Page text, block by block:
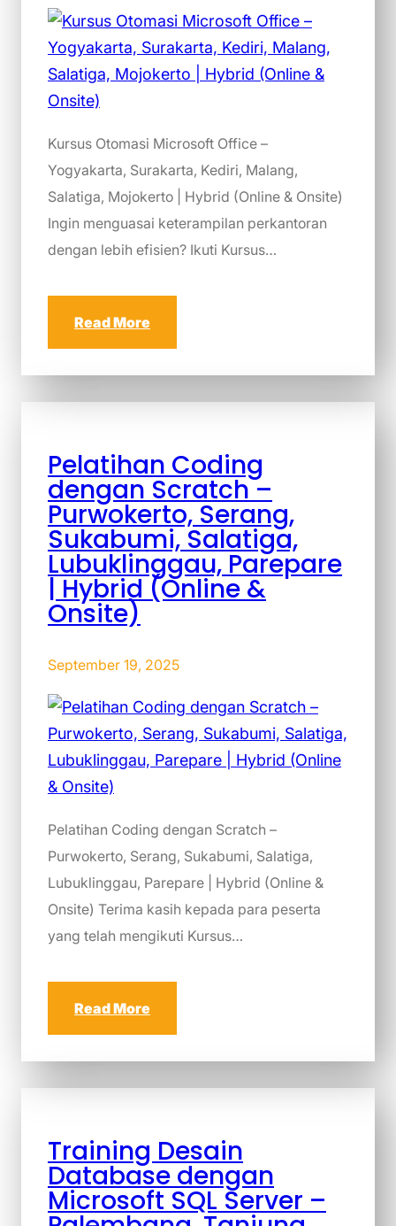
Kursus Otomasi Microsoft Office –
Yogyakarta, Surakarta, Kediri, Malang,
Salatiga, Mojokerto | Hybrid (Online & Onsite)
Ingin menguasai keterampilan perkantoran
dengan lebih efisien? Ikuti Kursus…
Read More
Pelatihan Coding
dengan Scratch –
Purwokerto, Serang,
Sukabumi, Salatiga,
Lubuklinggau, Parepare
| Hybrid (Online &
Onsite)
September 19, 2025
Pelatihan Coding dengan Scratch –
Purwokerto, Serang, Sukabumi, Salatiga,
Lubuklinggau, Parepare | Hybrid (Online &
Onsite) Terima kasih kepada para peserta
yang telah mengikuti Kursus…
Read More
Training Desain
Database dengan
Microsoft SQL Server –